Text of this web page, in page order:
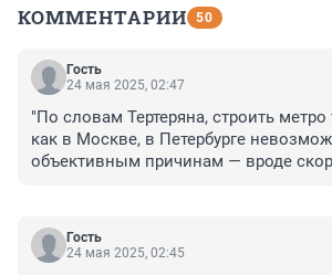
КОММЕНТАРИИ 50
Гость
24 мая 2025, 02:47
"По словам Тертеряна, строить
как в Москве, в Петербурге
объективным причинам — вроде
Только стройте.😠
Гость
24 мая 2025, 02:45